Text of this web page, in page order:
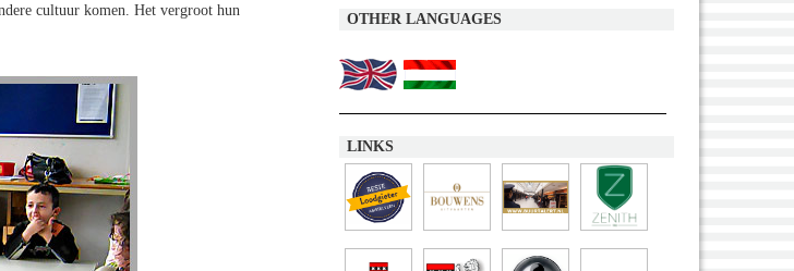
cultuur komen. Het vergroot hun
OTHER LANGUAGES
LINKS